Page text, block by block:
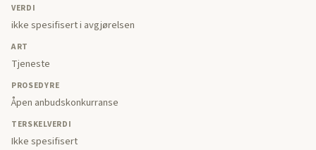
VERDI
ikke spesifisert i avgjørelsen
ART
Tjeneste
PROSEDYRE
Åpen anbudskonkurranse
TERSKELVERDI
Ikke spesifisert